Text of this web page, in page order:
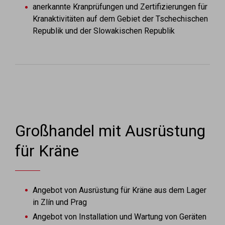
anerkannte Kranprüfungen und Zertifizierungen für
Kranaktivitäten auf dem Gebiet der Tschechischen
Republik und der Slowakischen Republik
Großhandel mit Ausrüstung
für Kräne
Angebot von Ausrüstung für Kräne aus dem Lager
in Zlín und Prag
Angebot von Installation und Wartung von Geräten